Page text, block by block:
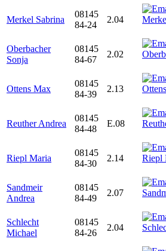
Merkel Sabrina
08145
84-24
2.04
Oberbacher
Sonja
08145
84-67
2.02
Ottens Max
08145
84-39
2.13
Reuther Andrea
08145
84-48
E.08
Riepl Maria
08145
84-30
2.14
Sandmeir
Andrea
08145
84-49
2.07
Schlecht
Michael
08145
84-26
2.04